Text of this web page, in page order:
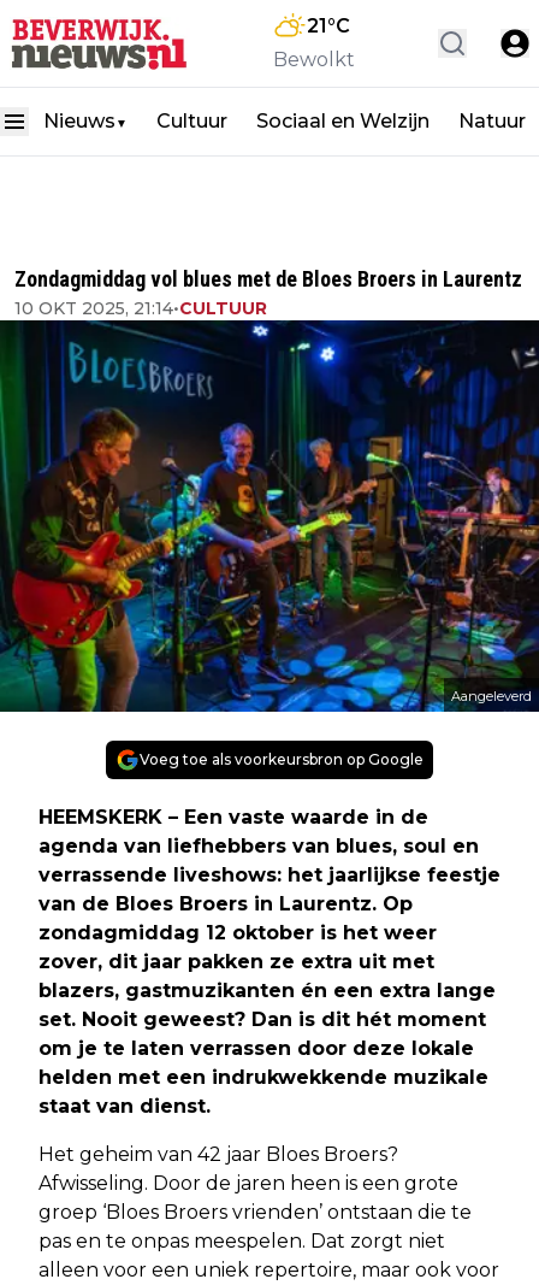
21°C
Bewolkt
Nieuws ▼ Cultuur Sociaal en Welzijn Natuur
Zondagmiddag vol blues met de Bloes Broers in Laurentz
10 OKT 2025, 21:14•CULTUUR
Aangeleverd
Voeg toe als voorkeursbron op Google
HEEMSKERK – Een vaste waarde in de
agenda van liefhebbers van blues, soul en
verrassende liveshows: het jaarlijkse feestje
van de Bloes Broers in Laurentz. Op
zondagmiddag 12 oktober is het weer
zover, dit jaar pakken ze extra uit met
blazers, gastmuzikanten én een extra lange
set. Nooit geweest? Dan is dit hét moment
om je te laten verrassen door deze lokale
helden met een indrukwekkende muzikale
staat van dienst.
Het geheim van 42 jaar Bloes Broers?
Afwisseling. Door de jaren heen is een grote
groep ‘Bloes Broers vrienden’ ontstaan die te
pas en te onpas meespelen. Dat zorgt niet
alleen voor een uniek repertoire, maar ook voor